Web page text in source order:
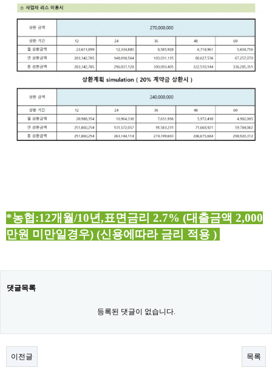
*농협:12개월/10년,표면금리 2.7% (대출금액 2,000
만원 미만일경우) (신용에따라 금리 적용 )
댓글목록
등록된 댓글이 없습니다.
이전글 목록